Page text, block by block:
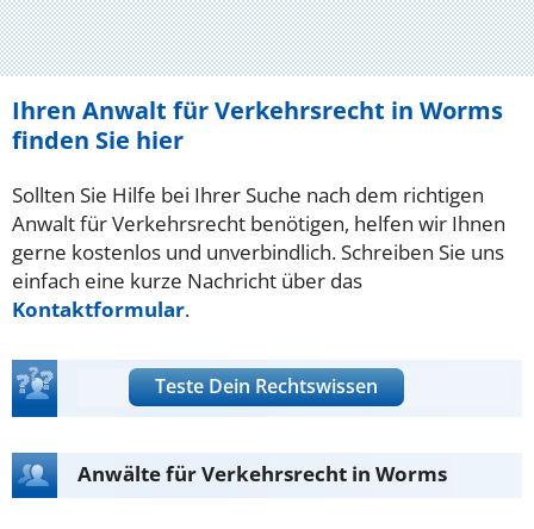
Ihren Anwalt für Verkehrsrecht in Worms
finden Sie hier
Sollten Sie Hilfe bei Ihrer Suche nach dem richtigen
Anwalt für Verkehrsrecht benötigen, helfen wir Ihnen
gerne kostenlos und unverbindlich. Schreiben Sie uns
einfach eine kurze Nachricht über das
Kontaktformular.
Teste Dein Rechtswissen
Anwälte für Verkehrsrecht in Worms